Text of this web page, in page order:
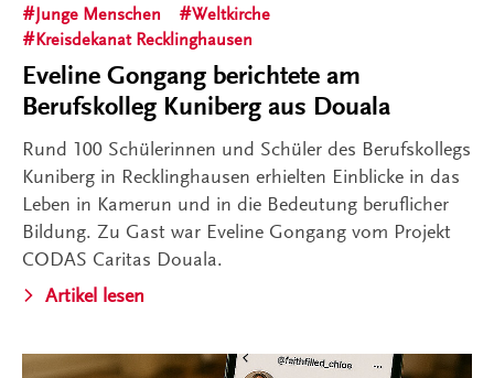
Junge Menschen
Weltkirche
Kreisdekanat Recklinghausen
Eveline Gongang berichtete am
Berufskolleg Kuniberg aus Douala
Rund 100 Schülerinnen und Schüler des Berufskollegs
Kuniberg in Recklinghausen erhielten Einblicke in das
Leben in Kamerun und in die Bedeutung beruflicher
Bildung. Zu Gast war Eveline Gongang vom Projekt
CODAS Caritas Douala.
Artikel lesen